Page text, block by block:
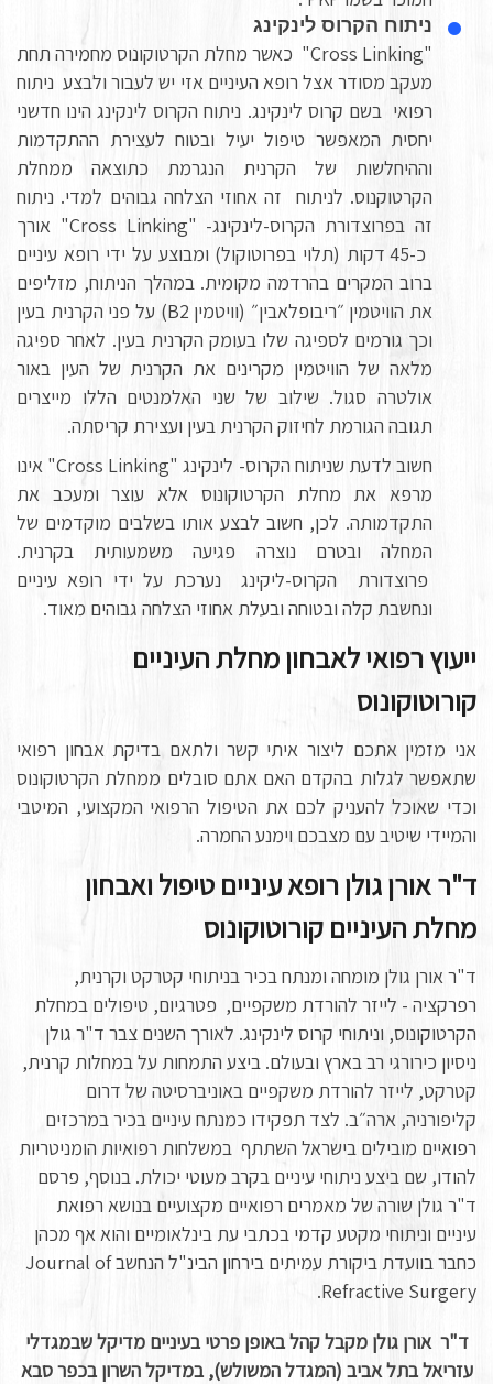
ניתוח הקרוס לינקינג
"Cross Linking" כאשר מחלת הקרטוקונוס מחמירה תחת
מעקב מסודר אצל רופא העיניים אזי יש לעבור ולבצע ניתוח
רפואי בשם קרוס לינקינג. ניתוח הקרוס לינקינג הינו חדשני
יחסית המאפשר טיפול יעיל ובטוח לעצירת ההתקדמות
וההיחלשות של הקרנית הנגרמת כתוצאה ממחלת
הקרטוקנוס. לניתוח זה אחוזי הצלחה גבוהים למדי. ניתוח
זה בפרוצדורת הקרוס-לינקינג- "Cross Linking" אורך
כ-45 דקות (תלוי בפרוטוקול) ומבוצע על ידי רופא עיניים
ברוב המקרים בהרדמה מקומית. במהלך הניתוח, מזליפים
את הוויטמין ״ריבופלאבין״ (וויטמין B2) על פני הקרנית בעין
וכך גורמים לספיגה שלו בעומק הקרנית בעין. לאחר ספיגה
מלאה של הוויטמין מקרינים את הקרנית של העין באור
אולטרה סגול. שילוב של שני האלמנטים הללו מייצרים
תגובה הגורמת לחיזוק הקרנית בעין ועצירת קריסתה.
חשוב לדעת שניתוח הקרוס- לינקינג "Cross Linking" אינו
מרפא את מחלת הקרטוקונוס אלא עוצר ומעכב את
התקדמותה. לכן, חשוב לבצע אותו בשלבים מוקדמים של
המחלה ובטרם נוצרה פגיעה משמעותית בקרנית.
פרוצדורת הקרוס-ליקינג נערכת על ידי רופא עיניים
ונחשבת קלה ובטוחה ובעלת אחוזי הצלחה גבוהים מאוד.
ייעוץ רפואי לאבחון מחלת העיניים
קורוטוקונוס
אני מזמין אתכם ליצור איתי קשר ולתאם בדיקת אבחון רפואי
שתאפשר לגלות בהקדם האם אתם סובלים ממחלת הקרטוקונוס
וכדי שאוכל להעניק לכם את הטיפול הרפואי המקצועי, המיטבי
והמיידי שיטיב עם מצבכם וימנע החמרה.
ד"ר אורן גולן רופא עיניים טיפול ואבחון
מחלת העיניים קורוטוקונוס
ד"ר אורן גולן מומחה ומנתח בכיר בניתוחי קטרקט וקרנית,
רפרקציה - לייזר להורדת משקפיים, פטרגיום, טיפולים במחלת
הקרטוקונוס, וניתוחי קרוס לינקינג. לאורך השנים צבר ד"ר גולן
ניסיון כירורגי רב בארץ ובעולם. ביצע התמחות על במחלות קרנית,
קטרקט, לייזר להורדת משקפיים באוניברסיטה של דרום
קליפורניה, ארה״ב. לצד תפקידו כמנתח עיניים בכיר במרכזים
רפואיים מובילים בישראל השתתף במשלחות רפואיות הומניטריות
להודו, שם ביצע ניתוחי עיניים בקרב מעוטי יכולת. בנוסף, פרסם
ד"ר גולן שורה של מאמרים רפואיים מקצועיים בנושא רפואת
עיניים וניתוחי מקטע קדמי בכתבי עת בינלאומיים והוא אף מכהן
כחבר בוועדת ביקורת עמיתים בירחון הבינ"ל הנחשב Journal of
Refractive Surgery.
ד"ר אורן גולן מקבל קהל באופן פרטי בעיניים מדיקל שבמגדלי
עזריאל בתל אביב (המגדל המשולש), במדיקל השרון בכפר סבא